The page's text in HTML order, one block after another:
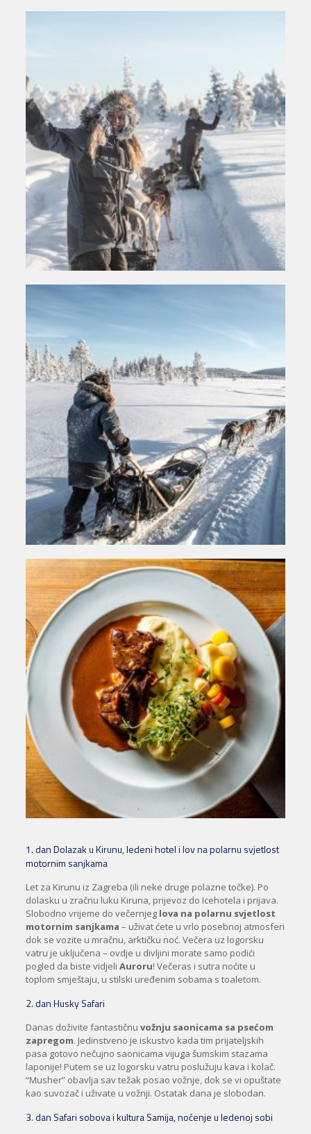
1. dan Dolazak u Kirunu, ledeni hotel i lov na polarnu svjetlost
motornim sanjkama
Let za Kirunu iz Zagreba (ili neke druge polazne točke). Po
dolasku u zračnu luku Kiruna, prijevoz do Icehotela i prijava.
Slobodno vrijeme do večernjeg lova na polarnu svjetlost
motornim sanjkama – uživat ćete u vrlo posebnoj atmosferi
dok se vozite u mračnu, arktičku noć. Večera uz logorsku
vatru je uključena – ovdje u divljini morate samo podići
pogled da biste vidjeli Auroru! Večeras i sutra noćite u
toplom smještaju, u stilski uređenim sobama s toaletom.
2. dan Husky Safari
Danas doživite fantastičnu vožnju saonicama sa psećom
zapregom. Jedinstveno je iskustvo kada tim prijateljskih
pasa gotovo nečujno saonicama vijuga šumskim stazama
laponije! Putem se uz logorsku vatru poslužuju kava i kolač.
“Musher” obavlja sav težak posao vožnje, dok se vi opuštate
kao suvozač i uživate u vožnji. Ostatak dana je slobodan.
3. dan Safari sobova i kultura Samija, noćenje u ledenoj sobi